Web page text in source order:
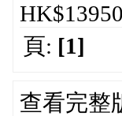
HK$13950
頁: [1]
查看完整